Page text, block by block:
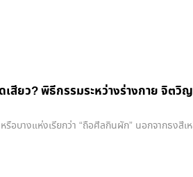
เสียว? พิธีกรรมระหว่างร่างกาย จิ
หรือบางแห่งเรียกว่า “ถือศีลกินผัก” นอกจากธ